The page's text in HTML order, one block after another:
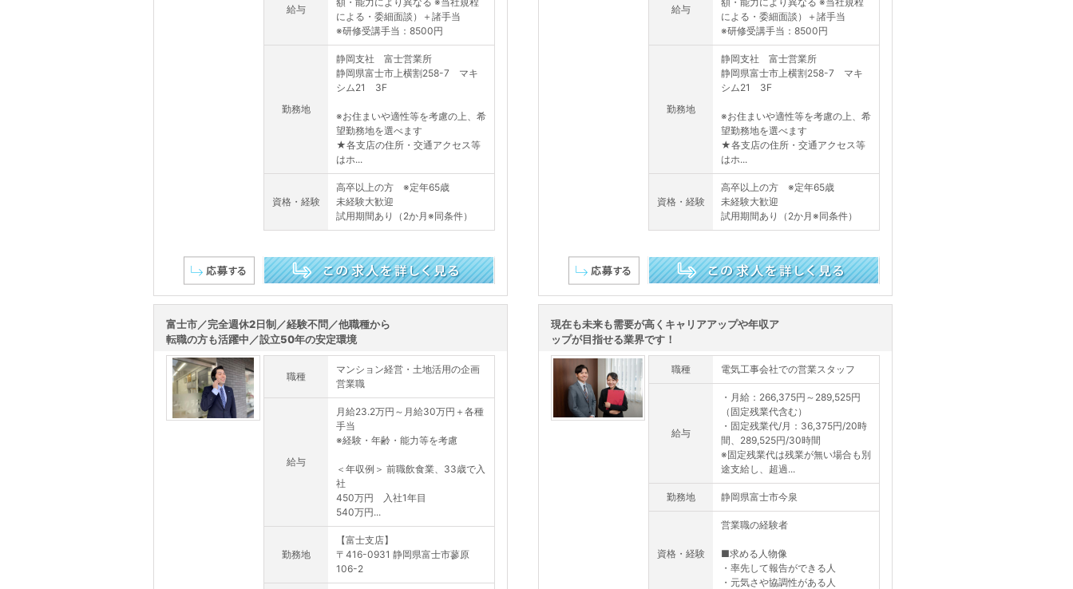
給与
による・委細面談）＋諸手当
※研修受講手当：8500円
勤務地
静岡支社 富士営業所
静岡県富士市上横割258-7 マキ
シム21 3F
※お住まいや適性等を考慮の上、希
望勤務地を選べます
★各支店の住所・交通アクセス等
はホ...
資格・経験
高卒以上の方 ※定年65歳
未経験大歓迎
試用期間あり（2か月※同条件）
給与
による・委細面談）＋諸手当
※研修受講手当：8500円
勤務地
静岡支社 富士営業所
静岡県富士市上横割258-7 マキ
シム21 3F
※お住まいや適性等を考慮の上、希
望勤務地を選べます
★各支店の住所・交通アクセス等
はホ...
資格・経験
高卒以上の方 ※定年65歳
未経験大歓迎
試用期間あり（2か月※同条件）
富士市／完全週休2日制／経験不問／他職種から
転職の方も活躍中／設立50年の安定環境
職種
マンション経営・土地活用の企画
営業職
給与
月給23.2万円～月給30万円＋各種
手当
※経験・年齢・能力等を考慮
＜年収例＞ 前職飲食業、33歳で入
社
450万円 入社1年目
540万円...
勤務地
【富士支店】
〒416-0931 静岡県富士市蓼原
106-2
現在も未来も需要が高くキャリアアップや年収ア
ップが目指せる業界です！
職種 電気工事会社での営業スタッフ
給与
・月給：266,375円～289,525円
（固定残業代含む）
・固定残業代/月：36,375円/20時
間、289,525円/30時間
※固定残業代は残業が無い場合も別
途支給し、超過...
勤務地 静岡県富士市今泉
資格・経験
営業職の経験者
■求める人物像
・率先して報告ができる人
・元気さや協調性がある人